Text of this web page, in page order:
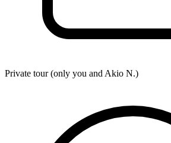
Private tour (only you and Akio N.)